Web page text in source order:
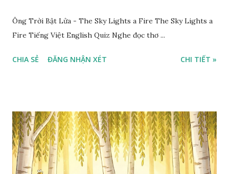
Ông Trời Bật Lửa - The Sky Lights a Fire The Sky Lights a
Fire Tiếng Việt English Quiz Nghe đọc thơ ...
CHIA SẺ ĐĂNG NHẬN XÉT CHI TIẾT »